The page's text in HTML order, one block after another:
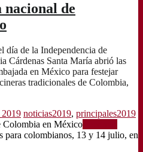
nacional de
día de la Independencia de
Cárdenas Santa María abrió las
en México para festejar
tradicionales de Colombia,
noticias2019, principales2019
Colombia en México
para colombianos, 13 y 14 julio, en